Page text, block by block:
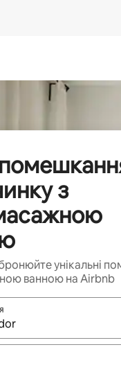
з
унікальні
ванною на Airbnb
пошуку,